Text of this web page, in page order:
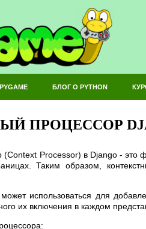
БЛОГ О PYTHON
ПРОЦЕССОР
(Context Processor) в Django -
Таким образом,
использоваться для
их включения в каждом